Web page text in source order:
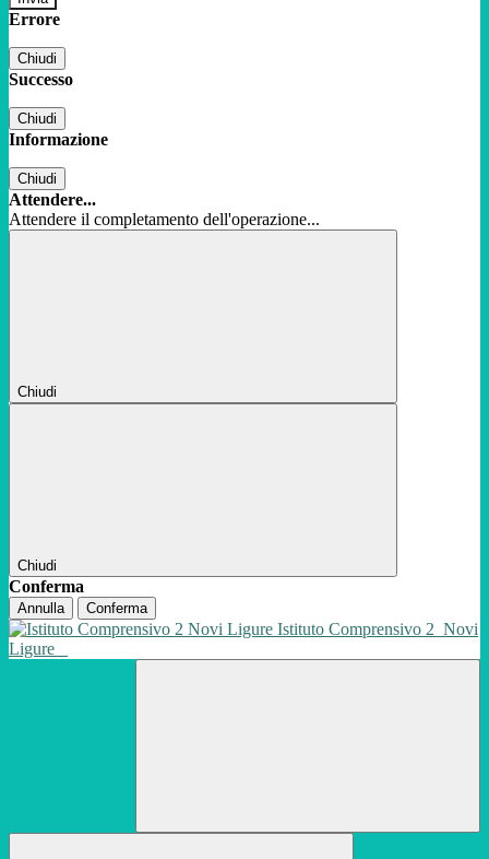
Errore
Chiudi
Successo
Chiudi
Informazione
Chiudi
Attendere...
Attendere il completamento dell'operazione...
Chiudi
Chiudi
Conferma
Annulla Conferma
Istituto Comprensivo 2 Novi
Ligure